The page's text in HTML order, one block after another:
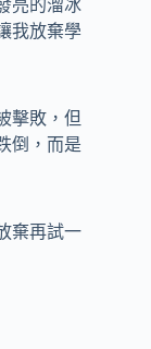
亮的溜冰
我放棄學
擊敗，但
倒，而是
棄再試一